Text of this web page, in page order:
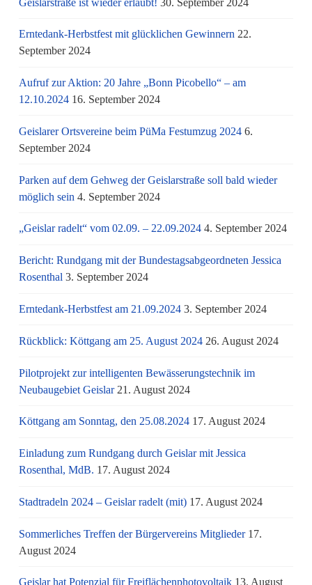
Erntedank-Herbstfest mit glücklichen Gewinnern 22.
September 2024
Aufruf zur Aktion: 20 Jahre „Bonn Picobello“ – am
12.10.2024 16. September 2024
Geislarer Ortsvereine beim PüMa Festumzug 2024 6.
September 2024
Parken auf dem Gehweg der Geislarstraße soll bald wieder
möglich sein 4. September 2024
„Geislar radelt“ vom 02.09. – 22.09.2024 4. September 2024
Bericht: Rundgang mit der Bundestagsabgeordneten Jessica
Rosenthal 3. September 2024
Erntedank-Herbstfest am 21.09.2024 3. September 2024
Rückblick: Köttgang am 25. August 2024 26. August 2024
Pilotprojekt zur intelligenten Bewässerungstechnik im
Neubaugebiet Geislar 21. August 2024
Köttgang am Sonntag, den 25.08.2024 17. August 2024
Einladung zum Rundgang durch Geislar mit Jessica
Rosenthal, MdB. 17. August 2024
Stadtradeln 2024 – Geislar radelt (mit) 17. August 2024
Sommerliches Treffen der Bürgervereins Mitglieder 17.
August 2024
Geislar hat Potenzial für Freiflächenphotovoltaik 13. August